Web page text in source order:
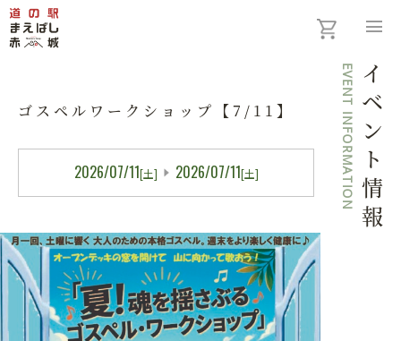
menu
ゴスペルワークショップ【7/11】
2026/07/11[土] 2026/07/11[土] イベント情報
EVENT INFORMATION